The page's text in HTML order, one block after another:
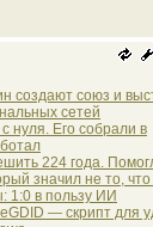
создают союз и
сетей
нуля. Его собрали в
224 года.
значил не то,
1:0 в пользу ИИ
— скрипт для